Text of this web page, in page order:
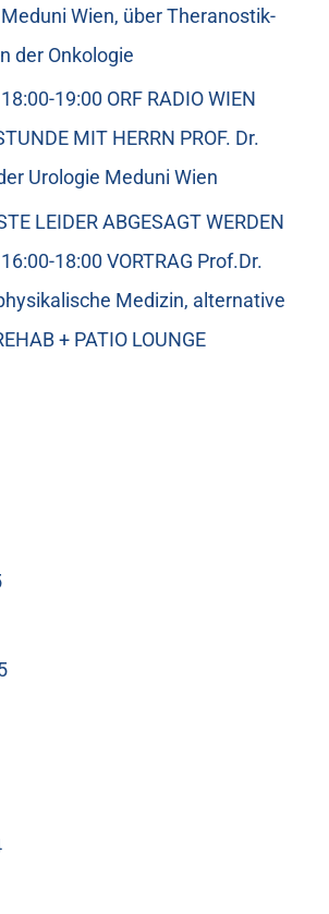
Wien, über Theranostik-
der Onkologie
19:00 ORF RADIO WIEN
MIT HERRN PROF. Dr.
Urologie Meduni Wien
LEIDER ABGESAGT WERDEN
18:00 VORTRAG Prof.Dr.
Medizin, alternative
+ PATIO LOUNGE